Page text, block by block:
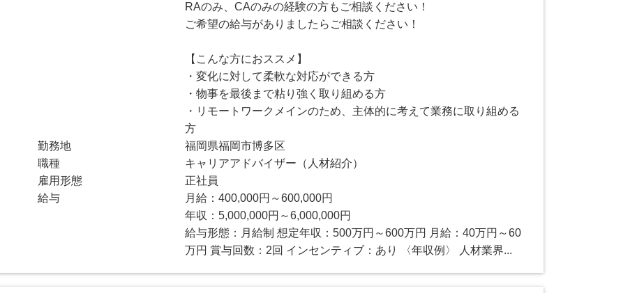
RAのみ、CAのみの経験の方もご相談ください！
ご希望の給与がありましたらご相談ください！
【こんな方におススメ】
・変化に対して柔軟な対応ができる方
・物事を最後まで粘り強く取り組める方
・リモートワークメインのため、主体的に考えて業務に取り組める
方
勤務地
福岡県福岡市博多区
職種
キャリアアドバイザー（人材紹介）
雇用形態
正社員
給与
月給：400,000円～600,000円
年収：5,000,000円～6,000,000円
給与形態：月給制 想定年収：500万円～600万円 月給：40万円～60
万円 賞与回数：2回 インセンティブ：あり 〈年収例〉 人材業界...